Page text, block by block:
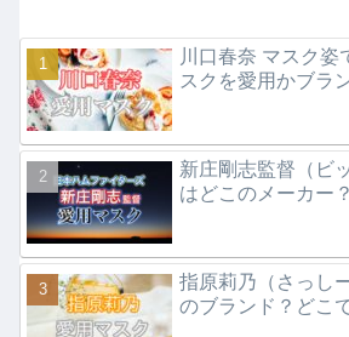
川口春奈 マスク姿
スクを愛用かブラ
新庄剛志監督（ビ
はどこのメーカー
指原莉乃（さっし
のブランド？どこ